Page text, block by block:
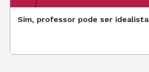
Sim, professor pode ser idealista